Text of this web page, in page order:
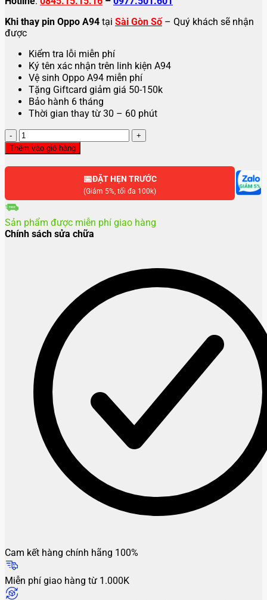
Khi thay pin Oppo A94 tại Sài Gòn Số– Quý khách sẽ nhận
được
Kiểm tra lỗi miễn phí
Ký tên xác nhận trên linh kiện A94
Vệ sinh Oppo A94 miễn phí
Tặng Giftcard giảm giá 50-150k
Bảo hành 6 tháng
Thời gian thay từ 30 – 60 phút
Thay
pin
Oppo
A94
Thêm vào giỏ hàng
📅ĐẶT HẸN TRƯỚC
(Giảm 5%, tối đa 100k)
Sản phẩm được miễn phí giao hàng
Chính sách sửa chữa
Cam kết hàng chính hãng 100%
Miễn phí giao hàng từ 1.000K